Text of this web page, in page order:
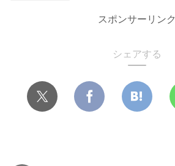
スポンサーリンク
シェアする